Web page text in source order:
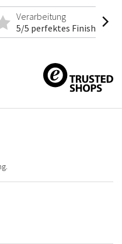
Verarbeitung
5/5 perfektes Finish